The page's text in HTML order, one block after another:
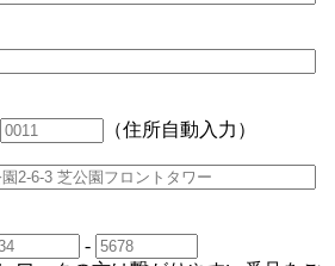
（住所自動入力）
-